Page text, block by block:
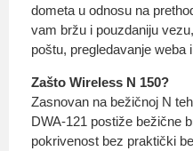
dometa u odnosu na
vam bržu i pouzdaniju
poštu, pregledavanje weba
Zašto Wireless N 150?
Zasnovan na bežičnoj N
DWA-121 postiže bežične
pokrivenost bez praktički